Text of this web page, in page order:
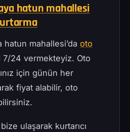
hatun mahallesi
mahallesi’da oto
7/24 vermekteyiz. Oto
için günün her
fiyat alabilir, oto
ulaşarak kurtarıcı